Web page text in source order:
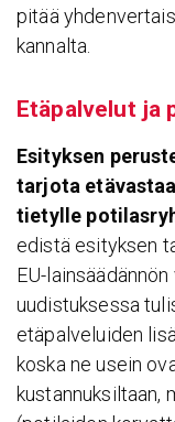
pitää
kannalta.
Etäpal­velut ja
Esityksen
tarjota
tietylle
edistä esityksen
EU-
uudistuksessa
etäpalveluiden
koska ne usein
kustannuksiltaan,